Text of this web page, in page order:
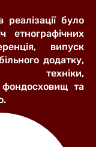
реалізації було
етнографічних
випуск
додатку,
техніки,
та